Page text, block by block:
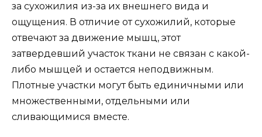
за сухожилия из-за их внешнего вида и
ощущения. В отличие от сухожилий, которые
отвечают за движение мышц, этот
затвердевший участок ткани не связан с какой-
либо мышцей и остается неподвижным.
Плотные участки могут быть единичными или
множественными, отдельными или
сливающимися вместе.